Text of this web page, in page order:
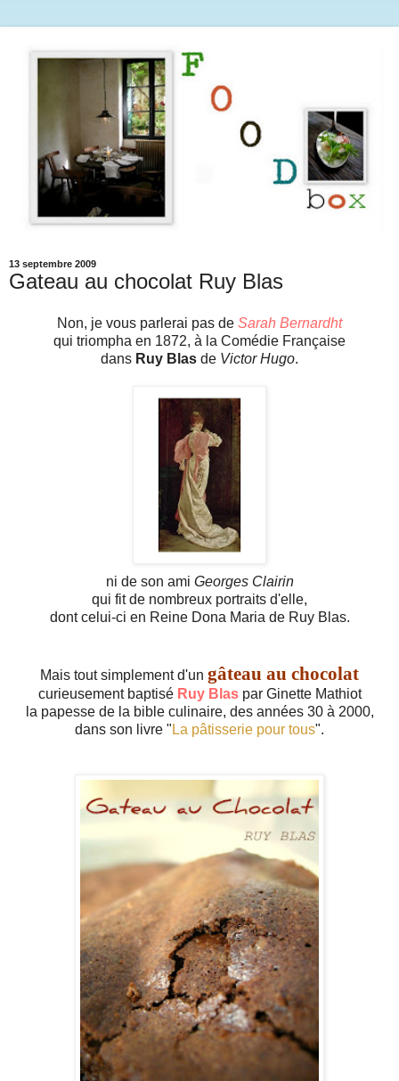
13 septembre 2009
Gateau au chocolat Ruy Blas
Non, je vous parlerai pas de Sarah Bernardht
qui triompha en 1872, à la Comédie Française
dans Ruy Blas de Victor Hugo.
ni de son ami Georges Clairin
qui fit de nombreux portraits d'elle,
dont celui-ci en Reine Dona Maria de Ruy Blas.
Mais tout simplement d'un gâteau au chocolat
curieusement baptisé Ruy Blaspar Ginette Mathiot
la papesse de la bible culinaire, des années 30 à 2000,
dans son livre "La pâtisserie pour tous".